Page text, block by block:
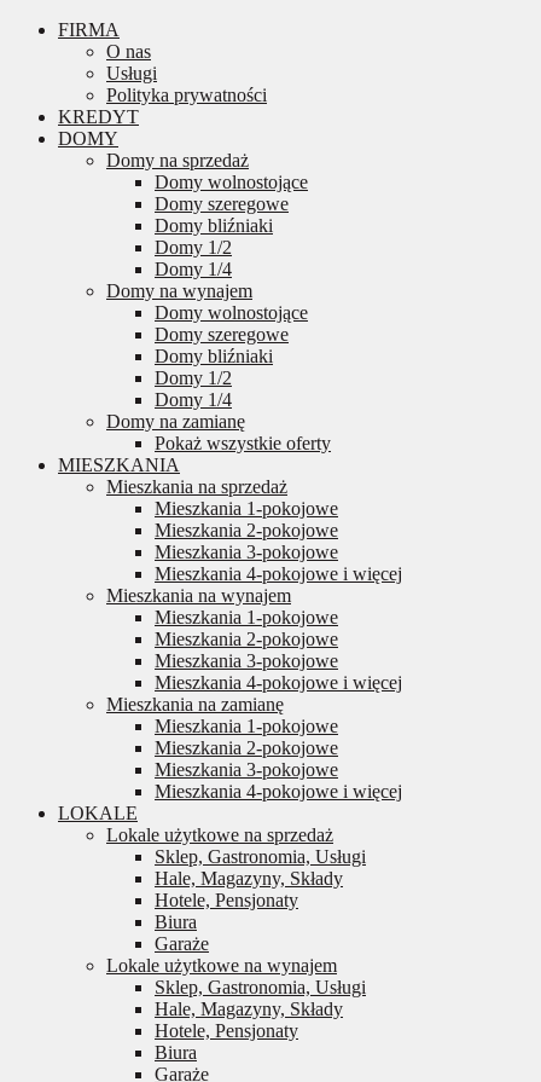
FIRMA
O nas
Usługi
Polityka prywatności
KREDYT
DOMY
Domy na sprzedaż
Domy wolnostojące
Domy szeregowe
Domy bliźniaki
Domy 1/2
Domy 1/4
Domy na wynajem
Domy wolnostojące
Domy szeregowe
Domy bliźniaki
Domy 1/2
Domy 1/4
Domy na zamianę
Pokaż wszystkie oferty
MIESZKANIA
Mieszkania na sprzedaż
Mieszkania 1-pokojowe
Mieszkania 2-pokojowe
Mieszkania 3-pokojowe
Mieszkania 4-pokojowe i więcej
Mieszkania na wynajem
Mieszkania 1-pokojowe
Mieszkania 2-pokojowe
Mieszkania 3-pokojowe
Mieszkania 4-pokojowe i więcej
Mieszkania na zamianę
Mieszkania 1-pokojowe
Mieszkania 2-pokojowe
Mieszkania 3-pokojowe
Mieszkania 4-pokojowe i więcej
LOKALE
Lokale użytkowe na sprzedaż
Sklep, Gastronomia, Usługi
Hale, Magazyny, Składy
Hotele, Pensjonaty
Biura
Garaże
Lokale użytkowe na wynajem
Sklep, Gastronomia, Usługi
Hale, Magazyny, Składy
Hotele, Pensjonaty
Biura
Garaże